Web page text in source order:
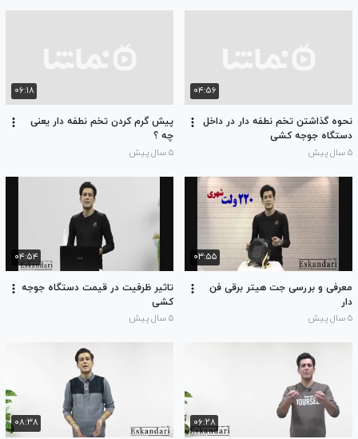
۰۴:۵۶
نحوه گذاشتن تخم نطفه دار در داخل
دستگاه جوجه کشی
۵ سال پیش
۰۶:۱۸
پیش گرم کردن تخم نطفه دار یعنی
چه ؟
۵ سال پیش
۰۳:۵۵
معرفی و بررسی جت هیتر برقی فن
دار
۵ سال پیش
۰۴:۵۴
تاثیر ظرفیت در قیمت دستگاه جوجه
کشی
۵ سال پیش
۰۶:۲۸ ۰۸:۳۸